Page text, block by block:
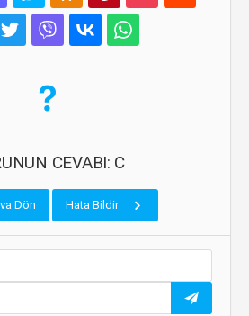
CEVABI: C
Dön Hata Bildir